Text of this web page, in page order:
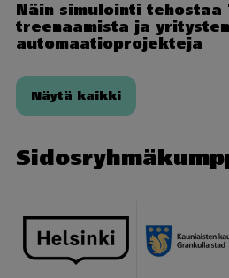
Näin simulointi
treenaamista ja yritysten
automaatioprojekteja
Näytä kaikki